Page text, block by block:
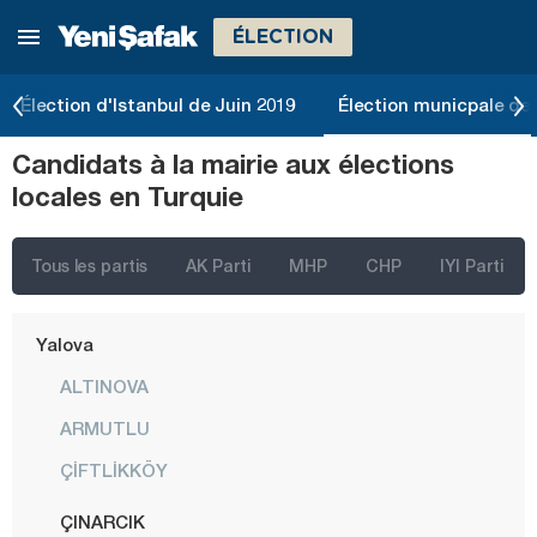
ÉLECTION
Élection d'Istanbul de Juin 2019 Élection municpale de
Candidats à la mairie aux élections
locales en Turquie
Tous les partis AK Parti MHP CHP IYI Parti
Sivas
Trabzon
Tunceli
Van
Yalova
ALTINOVA
ARMUTLU
ÇİFTLİKKÖY
ÇINARCIK